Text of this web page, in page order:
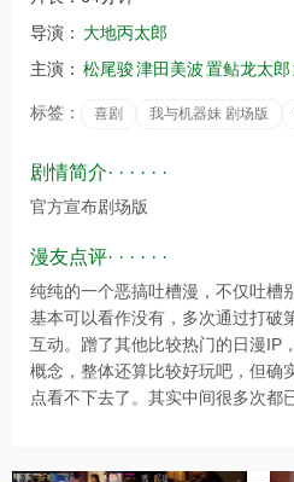
导演： 大地丙太郎
主演： 松尾骏津田美波置鲇龙太郎
标签： 喜剧 我与机器妹 剧场版
剧情简介· · · · · ·
官方宣布剧场版
漫友点评· · · · · ·
纯纯的一个恶搞吐槽漫，不仅吐槽
基本可以看作没有，多次通过打破
互动。蹭了其他比较热门的日漫IP
概念，整体还算比较好玩吧，但确
点看不下去了。其实中间很多次都